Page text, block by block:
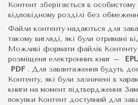
Контент зберігається в
відповідному розділі без
Файли контенту надаються для
такому вигляді, які були отримані
Можливі формати файлів
розміщеня електронних книг –
PDF . Для завантаження будуть
Контенту, які були зазначені в
книги на момент підтвердження
покупки Контент доступний для